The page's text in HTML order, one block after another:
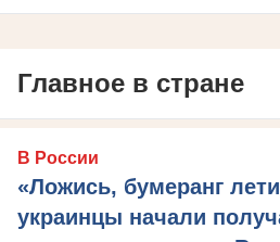
Главное в стране
В России
«Ложись, бумеранг
украинцы начали